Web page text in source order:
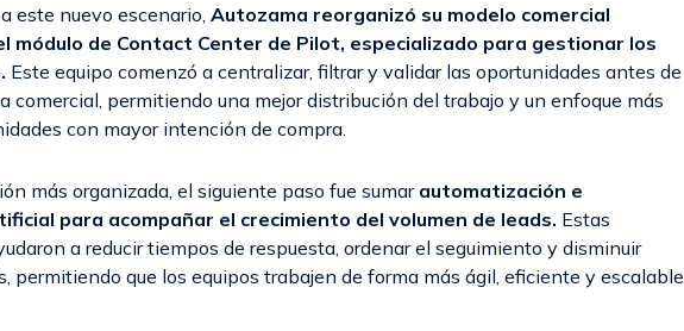
este nuevo escenario, Autozama reorganizó su modelo comercial
módulo de Contact Center de Pilot, especializado para gestionar los
Este equipo comenzó a centralizar, filtrar y validar las oportunidades antes de
comercial, permitiendo una mejor distribución del trabajo y un enfoque más
con mayor intención de compra.
más organizada, el siguiente paso fue sumar automatización e
para acompañar el crecimiento del volumen de leads. Estas
a reducir tiempos de respuesta, ordenar el seguimiento y disminuir
permitiendo que los equipos trabajen de forma más ágil, eficiente y escalable.